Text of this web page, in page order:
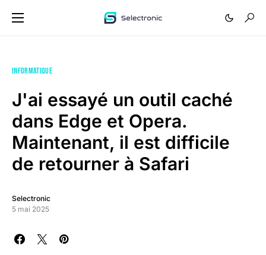
INFORMATIQUE
J'ai essayé un outil caché
dans Edge et Opera.
Maintenant, il est difficile
de retourner à Safari
Selectronic
5 mai 2025